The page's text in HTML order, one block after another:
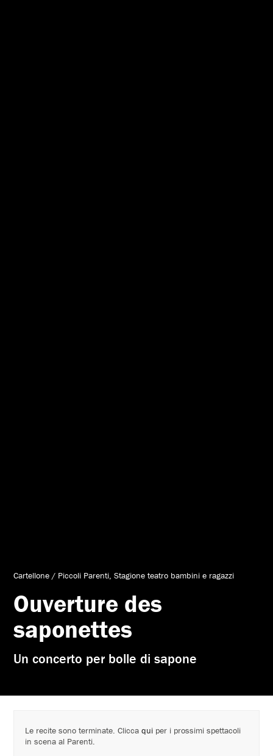
Cartellone/ Piccoli Parenti Stagione teatro bambini e ragazzi
Ouverture des
saponettes
Un concerto per bolle di sapone
Le recite sono terminate. Cliccaqui per i prossimi spettacoli
in scena al Parenti.